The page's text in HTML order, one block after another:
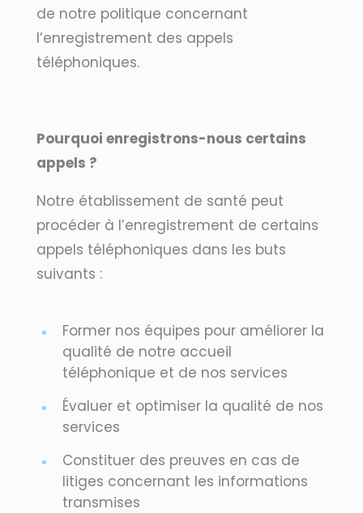
de notre politique concernant
l’enregistrement des appels
téléphoniques.
Pourquoi enregistrons-nous certains
appels ?
Notre établissement de santé peut
procéder à l’enregistrement de certains
appels téléphoniques dans les buts
suivants :
Former nos équipes pour améliorer la
qualité de notre accueil
téléphonique et de nos services
Évaluer et optimiser la qualité de nos
services
Constituer des preuves en cas de
litiges concernant les informations
transmises